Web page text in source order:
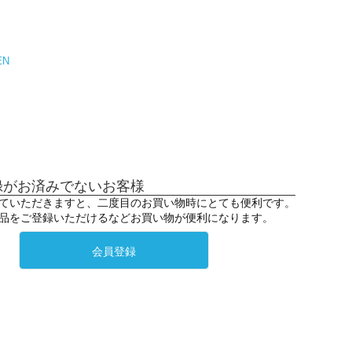
お済みでないお客様
いただきますと、二度目のお買い物時にとても便利です。
をご登録いただけるなどお買い物が便利になります。
会員登録